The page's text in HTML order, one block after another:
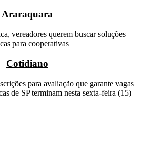
Araraquara
vereadores querem buscar soluções
para cooperativas
Cotidiano
para avaliação que garante vagas
de SP terminam nesta sexta-feira (15)